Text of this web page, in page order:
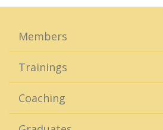
Members
Trainings
Coaching